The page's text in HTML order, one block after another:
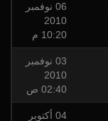
06 نوفمبر
2010
10:20 م
03 نوفمبر
2010
02:40 ص
04 أكتوبر